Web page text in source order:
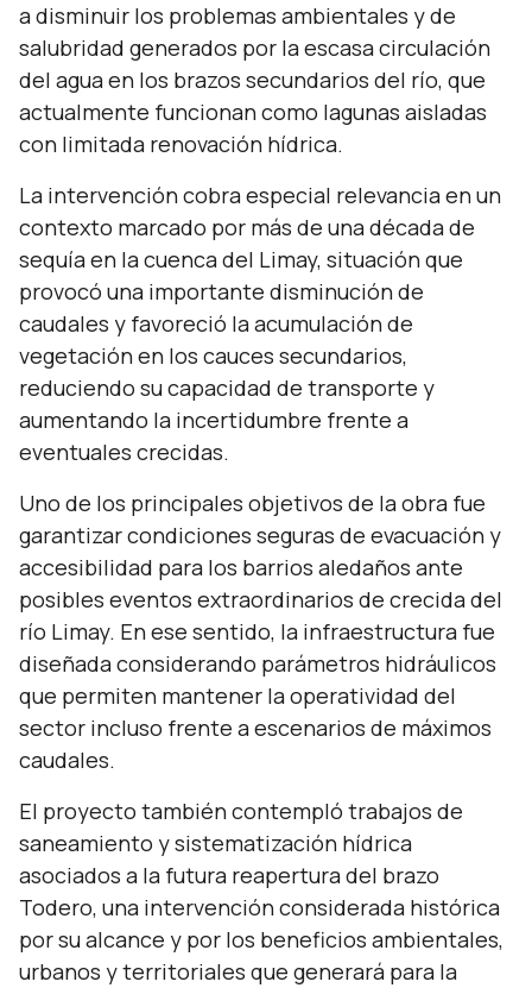
a disminuir los problemas ambientales y de
salubridad generados por la escasa circulación
del agua en los brazos secundarios del río, que
actualmente funcionan como lagunas aisladas
con limitada renovación hídrica.
La intervención cobra especial relevancia en un
contexto marcado por más de una década de
sequía en la cuenca del Limay, situación que
provocó una importante disminución de
caudales y favoreció la acumulación de
vegetación en los cauces secundarios,
reduciendo su capacidad de transporte y
aumentando la incertidumbre frente a
eventuales crecidas.
Uno de los principales objetivos de la obra fue
garantizar condiciones seguras de evacuación y
accesibilidad para los barrios aledaños ante
posibles eventos extraordinarios de crecida del
río Limay. En ese sentido, la infraestructura fue
diseñada considerando parámetros hidráulicos
que permiten mantener la operatividad del
sector incluso frente a escenarios de máximos
caudales.
El proyecto también contempló trabajos de
saneamiento y sistematización hídrica
asociados a la futura reapertura del brazo
Todero, una intervención considerada histórica
por su alcance y por los beneficios ambientales,
urbanos y territoriales que generará para la